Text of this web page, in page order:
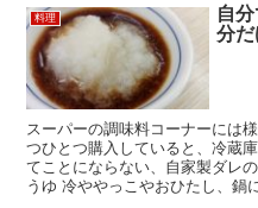
料理
自
分
スーパーの調味料コーナーには
つひとつ購入していると、冷蔵
てことにならない、自家製ダレ
うゆ 冷ややっこやおひたし、鍋